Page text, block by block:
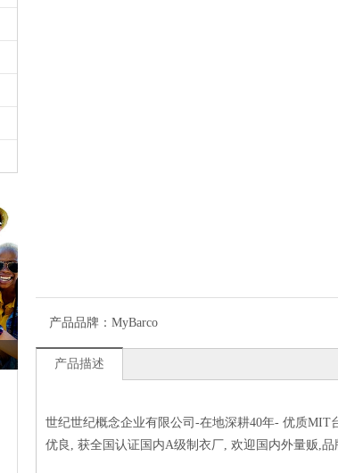
产品品牌： MyBarco
产品描述
世纪世纪概念企业有限公司-在地深耕40年- 优质
优良, 获全国认证国内A级制衣厂, 欢迎国内外量贩,